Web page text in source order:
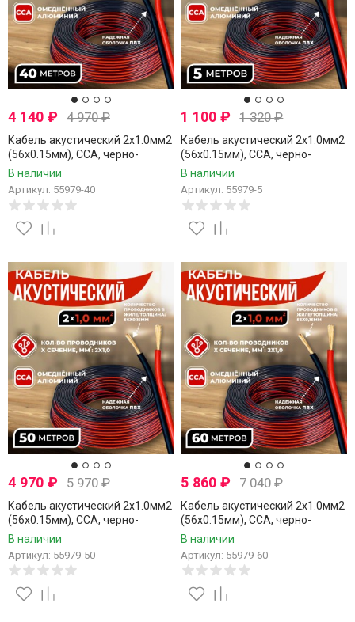
4 140 ₽ 4 970₽
Кабель акустический 2x1.0мм2
(56x0.15мм), CCA, черно-
красный, Technolink, 40 метров
В наличии
Артикул: 55979-40
1 100₽ 1 320₽
Кабель акустический 2x1.0мм2
(56x0.15мм), CCA, черно-
красный, Technolink, 5 метров
В наличии
Артикул: 55979-5
4 970 ₽ 5 970₽
Кабель акустический 2x1.0мм2
(56x0.15мм), CCA, черно-
красный, Technolink, 50 метров
В наличии
Артикул: 55979-50
5 860₽ 7 040₽
Кабель акустический 2x1.0мм2
(56x0.15мм), CCA, черно-
красный, Technolink, 60 метров
В наличии
Артикул: 55979-60